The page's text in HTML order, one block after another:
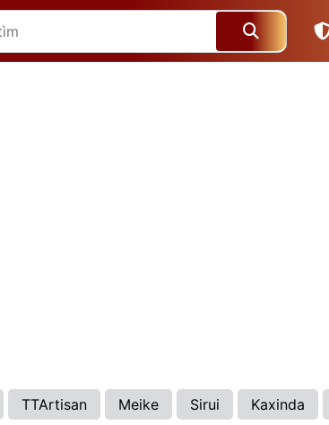
TTArtisan Meike Sirui Kaxinda